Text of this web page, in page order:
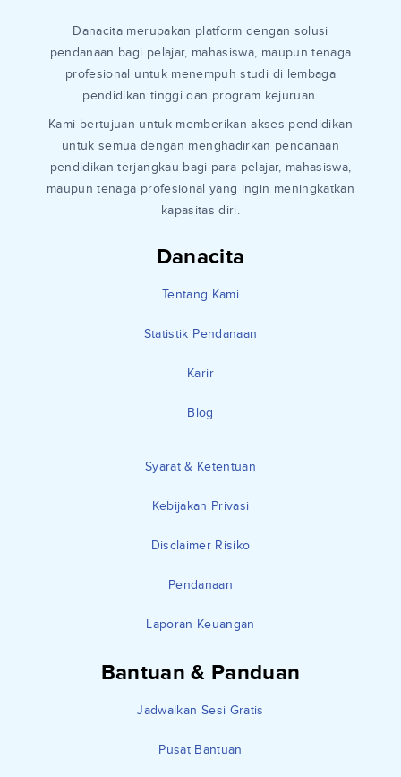
Danacita
Tentang Kami
Statistik Pendanaan
Karir
Blog
Syarat & Ketentuan
Kebijakan Privasi
Disclaimer Risiko
Pendanaan
Laporan Keuangan
Bantuan & Panduan
Jadwalkan Sesi Gratis
Pusat Bantuan
Danacita merupakan platform dengan solusi
pendanaan bagi pelajar, mahasiswa, maupun tenaga
profesional untuk menempuh studi di lembaga
pendidikan tinggi dan program kejuruan.
Kami bertujuan untuk memberikan akses pendidikan
untuk semua dengan menghadirkan pendanaan
pendidikan terjangkau bagi para pelajar, mahasiswa,
maupun tenaga profesional yang ingin meningkatkan
kapasitas diri.